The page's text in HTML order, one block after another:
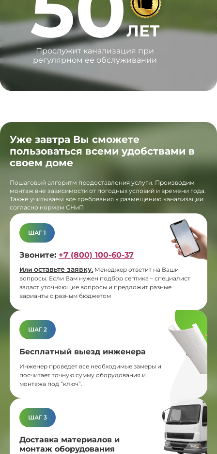
ЛЕТ
Прослужит канализация при
регулярном ее обслуживании
Уже завтра Вы сможете
пользоваться всеми удобствами в
своем доме
Пошаговый алгоритм предоставления услуги. Производим
монтаж вне зависимости от погодных условий и времени года.
Также учитываем все требования к размещению канализации
согласно нормам СНиП
ШАГ 1
Звоните: +7 (800) 100-60-37
Или оставьте заявку. Менеджер ответит на Ваши
вопросы. Если Вам нужен подбор септика – специалист
задаст уточняющие вопросы и предложит разные
варианты с разным бюджетом
ШАГ 2
Бесплатный выезд инженера
Инженер проведет все необходимые замеры и
посчитает точную сумму оборудования и
монтажа под “ключ”.
ШАГ 3
Доставка материалов и
монтаж оборудования